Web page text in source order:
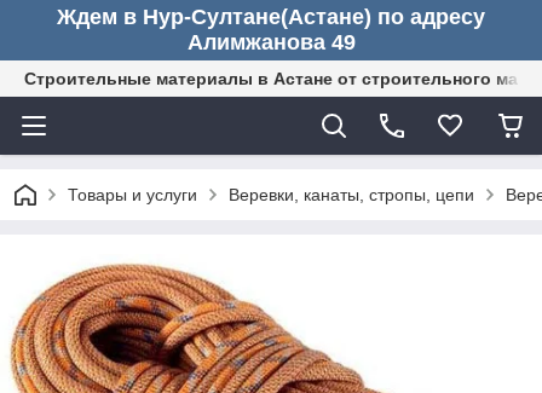
Ждем в Нур-Султане(Астане) по адресу
Алимжанова 49
Строительные материалы в Астане от строительного
Товары и услуги Веревки, канаты, стропы, цепи